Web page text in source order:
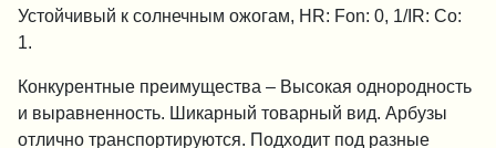
Устойчивый к солнечным ожогам, HR: Fon: 0, 1/IR: Co:
1.
Конкурентные преимущества – Высокая однородность
и выравненность. Шикарный товарный вид. Арбузы
отлично транспортируются. Подходит под разные